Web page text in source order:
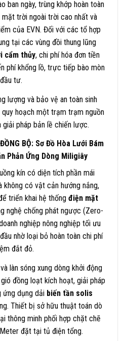
ban ngày, trùng khớp hoàn toàn
trời ngoài trời cao nhất và
của EVN. Đối với các tổ hợp
tại các vùng đồi thung lũng
cẩm thủy, chi phí hóa đơn tiền
phí khổng lồ, trực tiếp bào mòn
tư.
lượng và bảo vệ an toàn sinh
hoạch một trạm trạm nguồn
pháp bản lề chiến lược.
ĐỒNG BỘ: Sơ Đồ Hòa Lưới Bám
Phản Ứng Dòng Miligiây
kín có diện tích phần mái
có vật cản hướng nắng,
triển khai hệ thống điện mặt
nghệ chống phát ngược (Zero-
nghiệp nông nghiệp tối ưu
nhờ loại bỏ hoàn toàn chi phí
đắt đỏ.
làn sóng xung dòng khởi động
đồng loạt kích hoạt, giải pháp
ứng dụng dải biến tần solis
Thiết bị sở hữu thuật toán dò
thông minh phối hợp chặt chẽ
đặt tại tủ điện tổng.